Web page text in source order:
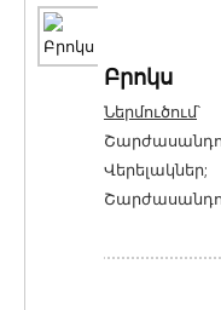
Բրոկս
Ներմուծում